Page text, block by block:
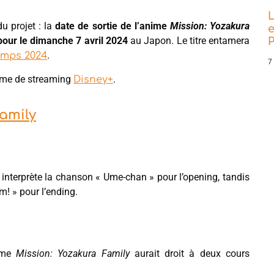
projet : ladate de sortie de l’anime Mission: Yozakura
le dimanche 7 avril 2024au Japon. Le titre entamera
2024.
de streaming Disney+.
la chanson « Ume-chan » pour l’opening, tandis
» pour l’ending.
Mission: Yozakura Familyaurait droit à deux cours
7